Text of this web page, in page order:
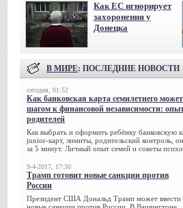
Как ЕС игнорирует
захоронения у
Донецка
В МИРЕ: ПОСЛЕДНИЕ НОВОСТИ
сегодня, 01:52
Как банковская карта семилетнего
шагом к финансовой независимости:
родителей
Как выбрать и оформить ребёнку банковскую
junior-карт, лимиты, родительский контроль,
за 5 минут. Личный опыт семей и советы
9-4-2017, 17:30
Трамп готовит новые санкции против
России
Президент США Дональд Трамп может ввести